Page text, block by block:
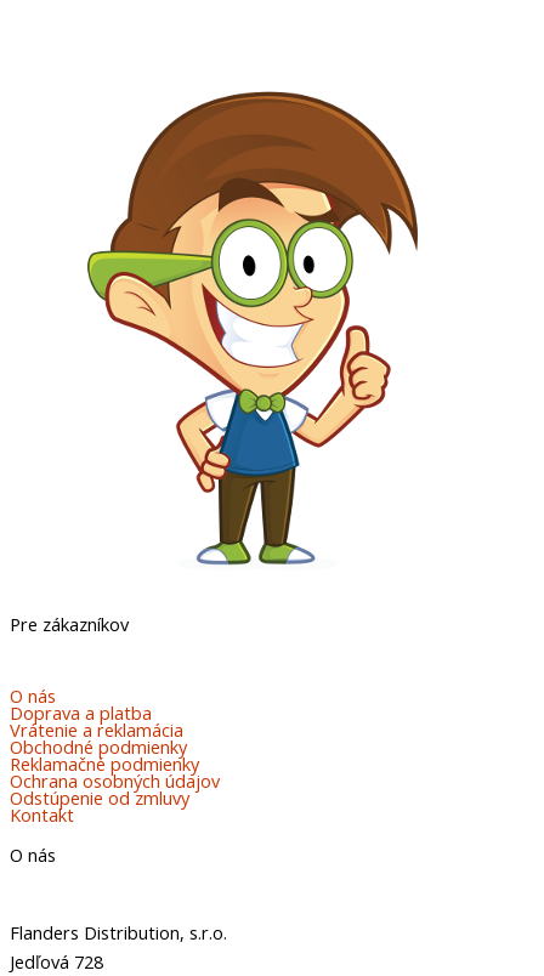
Pre zákazníkov
O nás
Doprava a platba
Vrátenie a reklamácia
Obchodné podmienky
Reklamačné podmienky
Ochrana osobných údajov
Odstúpenie od zmluvy
Kontakt
O nás
Flanders Distribution, s.r.o.
Jedľová 728